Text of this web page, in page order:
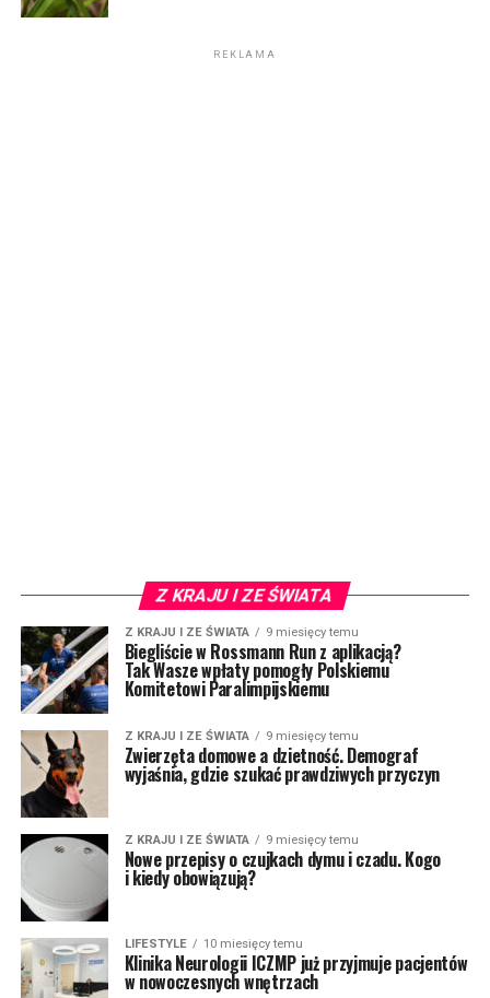
REKLAMA
Z KRAJU I ZE ŚWIATA
Z KRAJU I ZE ŚWIATA 9 miesięcy temu
Biegliście w Rossmann Run z aplikacją?
Tak Wasze wpłaty pomogły Polskiemu
Komitetowi Paralimpijskiemu
Z KRAJU I ZE ŚWIATA 9 miesięcy temu
Zwierzęta domowe a dzietność. Demograf
wyjaśnia, gdzie szukać prawdziwych przyczyn
Z KRAJU I ZE ŚWIATA 9 miesięcy temu
Nowe przepisy o czujkach dymu i czadu. Kogo
i kiedy obowiązują?
LIFESTYLE 10 miesięcy temu
Klinika Neurologii ICZMP już przyjmuje pacjentów
w nowoczesnych wnętrzach